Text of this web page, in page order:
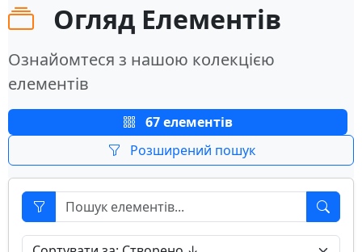
Огляд Елементів
Ознайомтеся з нашою колекцією
елементів
67 елементів
Розширений пошук